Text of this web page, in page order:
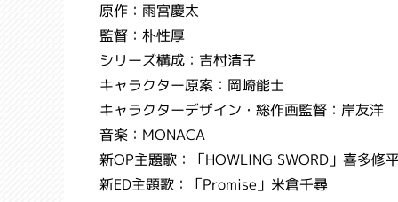
原作：雨宮慶太
監督：朴性厚
シリーズ構成：吉村清子
キャラクター原案：岡崎能士
キャラクターデザイン・総作画監督：岸友洋
音楽：MONACA
新OP主題歌：「HOWLING SWORD」喜多修
新ED主題歌：「Promise」米倉千尋